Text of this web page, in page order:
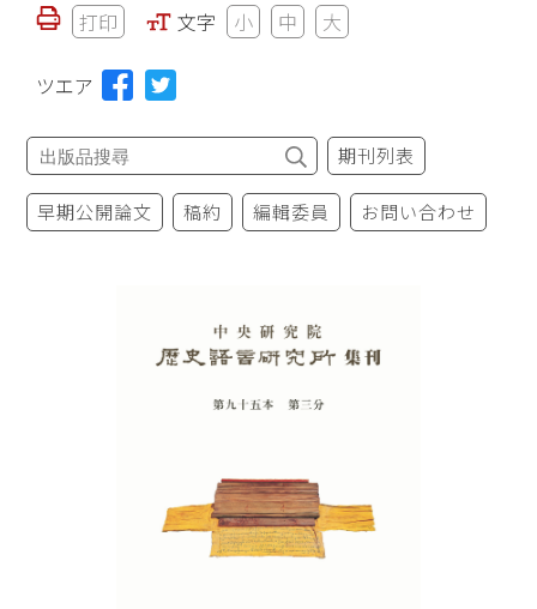
打印 文字 小 中 大
ツエア
期刊列表
早期公開論文 稿約 編輯委員 お問い合わせ